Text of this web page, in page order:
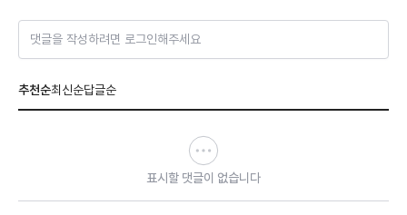
댓글을 작성하려면 로그인해주세요
추천순최신순답글순
표시할 댓글이 없습니다